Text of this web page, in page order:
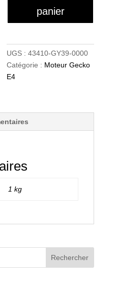
panier
UGS :43410-GY39-0000
Catégorie : Moteur Gecko
E4
1 kg
Rechercher